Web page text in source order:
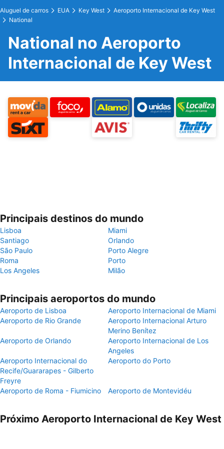
Aluguel de carros EUA Key West
Aeroporto Internacional de Key West
National
National no Aeroporto
Internacional de Key West
Principais destinos do mundo
Lisboa
Miami
Santiago
Orlando
São Paulo
Porto Alegre
Roma
Porto
Los Angeles
Milão
Principais aeroportos do mundo
Aeroporto de Lisboa
Aeroporto Internacional de Miami
Aeroporto de Rio Grande
Aeroporto Internacional Arturo
Merino Benítez
Aeroporto de Orlando
Aeroporto Internacional de Los
Angeles
Aeroporto Internacional do
Recife/Guararapes - Gilberto
Freyre
Aeroporto do Porto
Aeroporto de Roma - Fiumicino Aeroporto de Montevidéu
Próximo Aeroporto Internacional de Key West